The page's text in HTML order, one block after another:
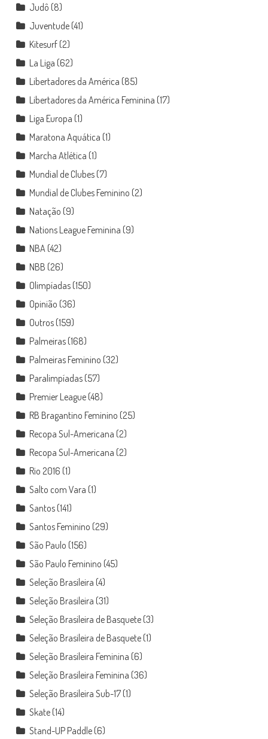
Judô (8)
Juventude(41)
Kitesurf(2)
La Liga (62)
Libertadores da América (85)
Libertadores da América Feminina (17)
Liga Europa (1)
Maratona Aquática (1)
Marcha Atlética (1)
Mundial de Clubes(7)
Mundial de Clubes Feminino (2)
Natação (9)
Nations League Feminina (9)
NBA (42)
NBB (26)
Olimpíadas(150)
Opinião (36)
Outros(159)
Palmeiras(168)
Palmeiras Feminino (32)
Paralimpíadas(57)
Premier League(48)
RB Bragantino Feminino (25)
Recopa Sul-Americana (2)
Recopa Sul-Americana (2)
Rio 2016 (1)
Salto com Vara (1)
Santos(141)
Santos Feminino (29)
São Paulo (156)
São Paulo Feminino (45)
Seleção Brasileira (4)
Seleção Brasileira (31)
Seleção Brasileira de Basquete(3)
Seleção Brasileira de Basquete(1)
Seleção Brasileira Feminina (6)
Seleção Brasileira Feminina (36)
Seleção Brasileira Sub-17(1)
Skate(14)
Stand-UP Paddle(6)